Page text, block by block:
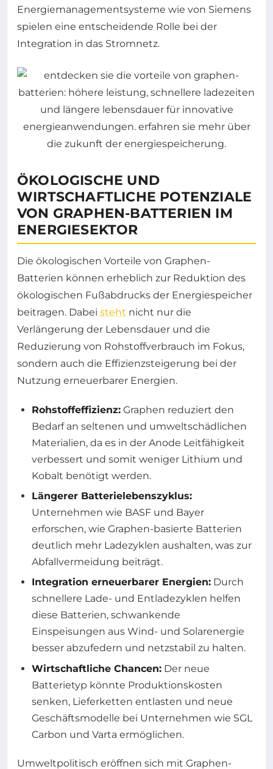
Energiemanagementsysteme wie von Siemens
spielen eine entscheidende Rolle bei der
Integration in das Stromnetz.
ÖKOLOGISCHE UND
WIRTSCHAFTLICHE POTENZIALE
VON GRAPHEN-BATTERIEN IM
ENERGIESEKTOR
Die ökologischen Vorteile von Graphen-
Batterien können erheblich zur Reduktion des
ökologischen Fußabdrucks der Energiespeicher
beitragen. Dabei steht nicht nur die
Verlängerung der Lebensdauer und die
Reduzierung von Rohstoffverbrauch im Fokus,
sondern auch die Effizienzsteigerung bei der
Nutzung erneuerbarer Energien.
Rohstoffeffizienz: Graphen reduziert den
Bedarf an seltenen und umweltschädlichen
Materialien, da es in der Anode Leitfähigkeit
verbessert und somit weniger Lithium und
Kobalt benötigt werden.
Längerer Batterielebenszyklus:
Unternehmen wie BASF und Bayer
erforschen, wie Graphen-basierte Batterien
deutlich mehr Ladezyklen aushalten, was zur
Abfallvermeidung beiträgt.
Integration erneuerbarer Energien: Durch
schnellere Lade- und Entladezyklen helfen
diese Batterien, schwankende
Einspeisungen aus Wind- und Solarenergie
besser abzufedern und netzstabil zu halten.
Wirtschaftliche Chancen: Der neue
Batterietyp könnte Produktionskosten
senken, Lieferketten entlasten und neue
Geschäftsmodelle bei Unternehmen wie SGL
Carbon und Varta ermöglichen.
Umweltpolitisch eröffnen sich mit Graphen-